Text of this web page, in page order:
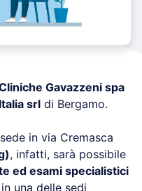
Gavazzeni spa
srl di Bergamo.
in via Cremasca
, infatti, sarà possibile
ed esami specialistici
una delle sedi